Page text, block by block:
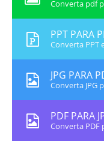
Converta pdf
PPT PARA
Converta PPT
JPG PARA
Converta JPG
PDF PARA
Converta PDF